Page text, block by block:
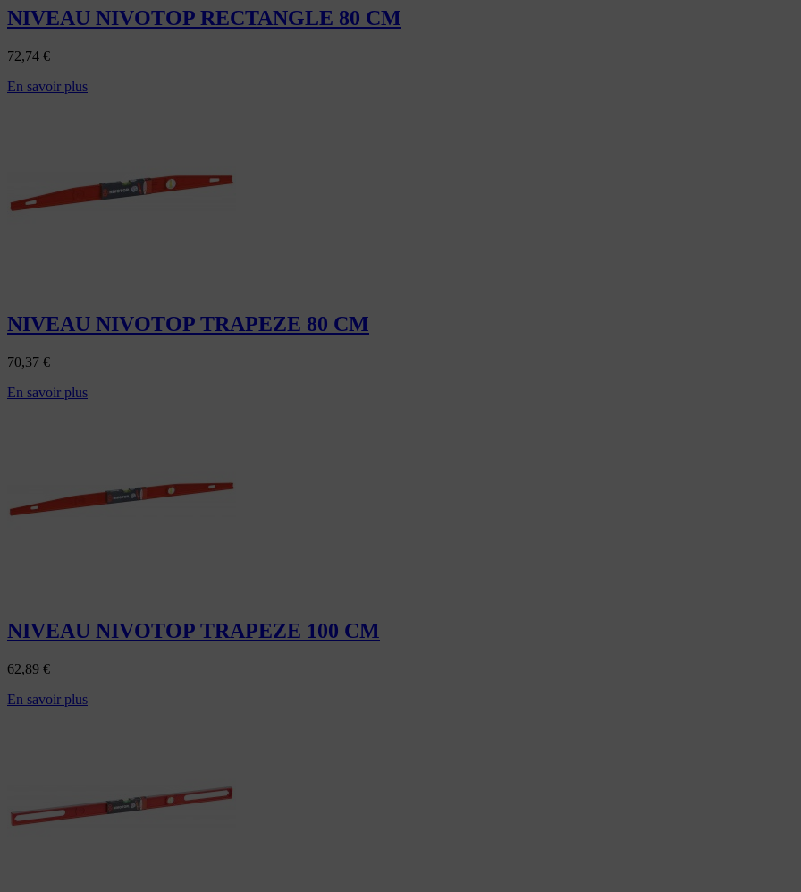
NIVEAU NIVOTOP RECTANGLE 80 CM
72,74 €
En savoir plus
NIVEAU NIVOTOP TRAPEZE 80 CM
70,37 €
En savoir plus
NIVEAU NIVOTOP TRAPEZE 100 CM
62,89 €
En savoir plus